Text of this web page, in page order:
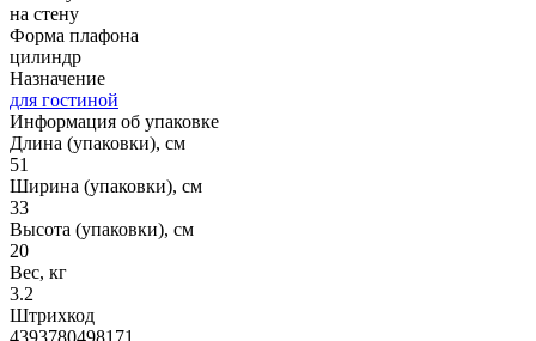
на стену
Форма плафона
цилиндр
Назначение
для гостиной
Информация об упаковке
Длина (упаковки), см
51
Ширина (упаковки), см
33
Высота (упаковки), см
20
Вес, кг
3.2
Штрихкод
4393780498171